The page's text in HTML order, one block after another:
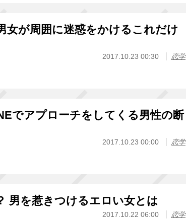
女が周囲に迷惑をかけるこれだけ
2017.10.23 00:30 恋学
でアプローチをしてくる男性の断
2017.10.23 00:00 恋学
男を惹きつけるエロい女とは
2017.10.22 06:00 恋学